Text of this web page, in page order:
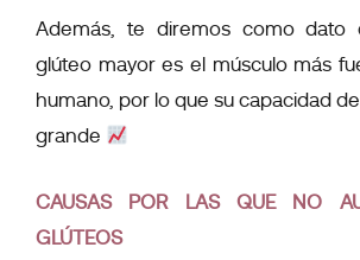
Además, te diremos como dato
glúteo mayor es el músculo más
humano, por lo que su capacidad
grande
CAUSAS POR LAS QUE NO
GLÚTEOS